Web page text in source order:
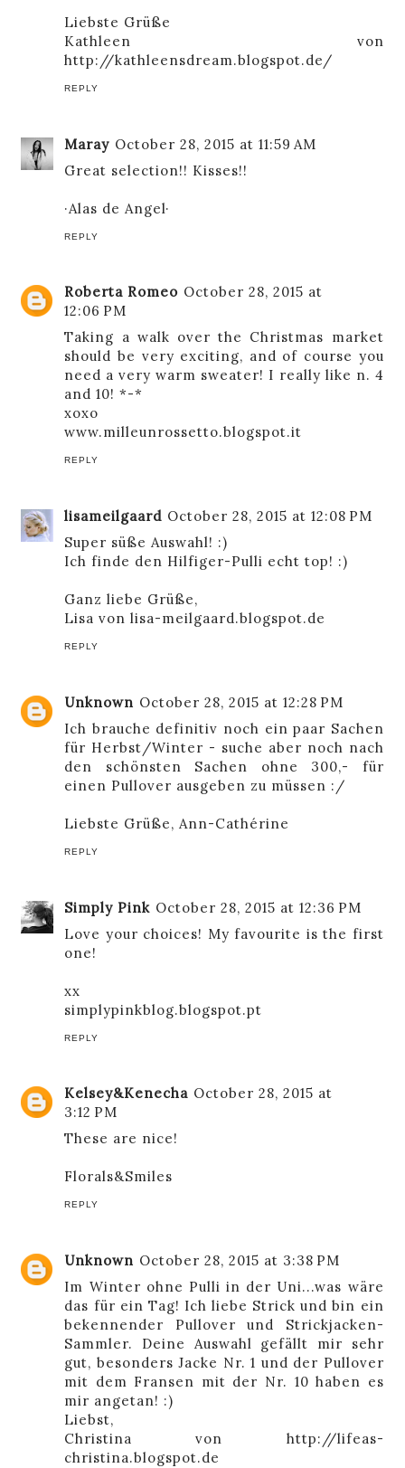
Liebste Grüße
Kathleen von
http://kathleensdream.blogspot.de/
REPLY
Maray October 28, 2015 at 11:59 AM
Great selection!! Kisses!!
·Alas de Angel·
REPLY
Roberta Romeo October 28, 2015 at
12:06 PM
Taking a walk over the Christmas market
should be very exciting, and of course you
need a very warm sweater! I really like n. 4
and 10! *-*
xoxo
www.milleunrossetto.blogspot.it
REPLY
lisameilgaard October 28, 2015 at 12:08 PM
Super süße Auswahl! :)
Ich finde den Hilfiger-Pulli echt top! :)
Ganz liebe Grüße,
Lisa von lisa-meilgaard.blogspot.de
REPLY
Unknown October 28, 2015 at 12:28 PM
Ich brauche definitiv noch ein paar Sachen
für Herbst/Winter - suche aber noch nach
den schönsten Sachen ohne 300,- für
einen Pullover ausgeben zu müssen :/
Liebste Grüße,Ann-Cathérine
REPLY
Simply Pink October 28, 2015 at 12:36 PM
Love your choices! My favourite is the first
one!
xx
simplypinkblog.blogspot.pt
REPLY
Kelsey&Kenecha October 28, 2015 at
3:12 PM
These are nice!
Florals&Smiles
REPLY
Unknown October 28, 2015 at 3:38 PM
Im Winter ohne Pulli in der Uni...was wäre
das für ein Tag! Ich liebe Strick und bin ein
bekennender Pullover und Strickjacken-
Sammler. Deine Auswahl gefällt mir sehr
gut, besonders Jacke Nr. 1 und der Pullover
mit dem Fransen mit der Nr. 10 haben es
mir angetan! :)
Liebst,
Christina von http://lifeas-
christina.blogspot.de